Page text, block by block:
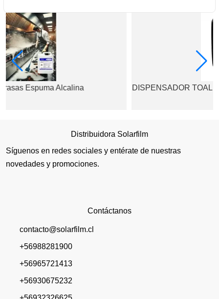
DISPENSADOR TOALLA TORK ELEVATION
Distribuidora Solarfilm
Síguenos en redes sociales y entérate de nuestras
novedades y promociones.
Contáctanos
contacto@solarfilm.cl
+56988281900
+56965721413
+56930675232